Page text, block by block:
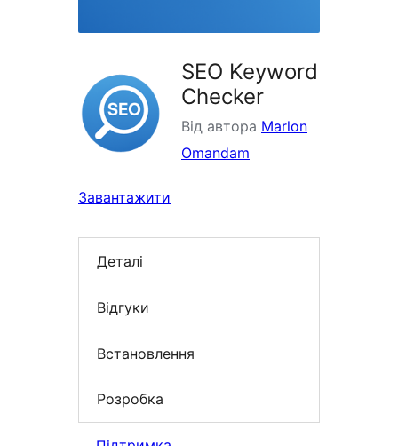
SEO Keyword
Checker
Від автора Marlon
Omandam
Завантажити
Деталі
Відгуки
Встановлення
Розробка